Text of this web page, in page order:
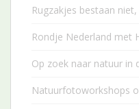
Rugzakjes bestaan
Rondje Nederland met
Op zoek naar natuur in
Natuurfotoworkshops